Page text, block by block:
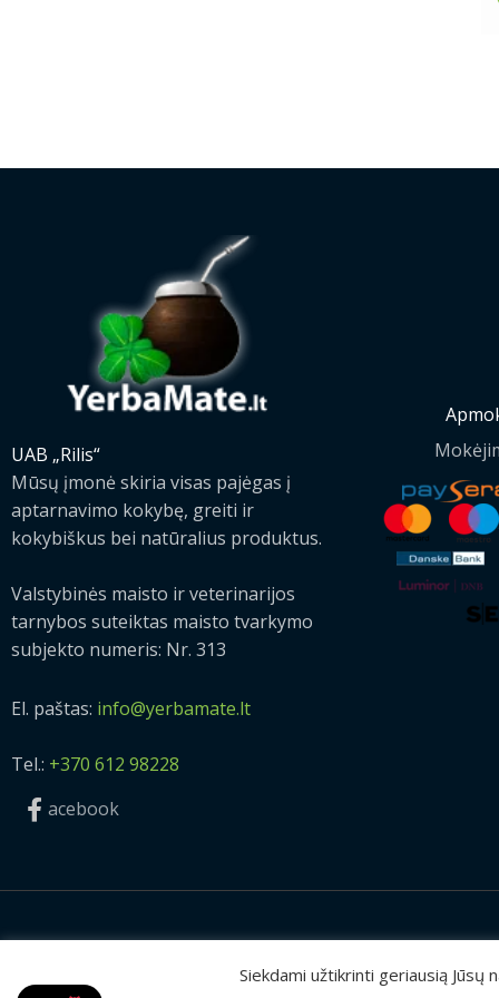
UAB „Rilis“
Mūsų įmonė skiria visas pajėgas į
aptarnavimo kokybę, greiti ir
kokybiškus bei natūralius produktus.
Valstybinės maisto ir veterinarijos
tarnybos suteiktas maisto tvarkymo
subjekto numeris: Nr. 313
El. paštas: info@yerbamate.lt
Tel.: +370 612 98228
acebook
2026 © Visos teisės saugomos | UAB „Rilis“
Siekdami užtikrinti geriausią